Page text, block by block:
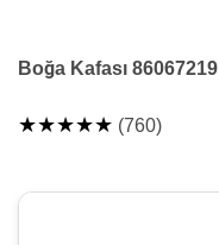
Boğa Kafası 86067219
★★★★★ (760)